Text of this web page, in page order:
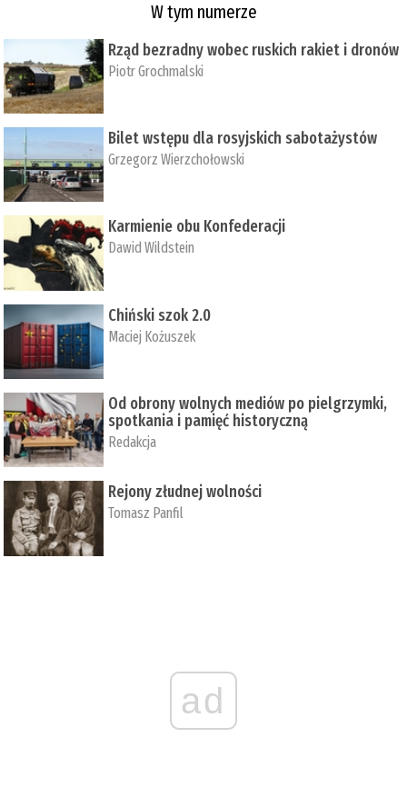
W tym numerze
Rząd bezradny wobec ruskich rakiet i dronów
Piotr Grochmalski
Bilet wstępu dla rosyjskich sabotażystów
Grzegorz Wierzchołowski
Karmienie obu Konfederacji
Dawid Wildstein
Chiński szok 2.0
Maciej Kożuszek
Od obrony wolnych mediów po pielgrzymki,
spotkania i pamięć historyczną
Redakcja
Rejony złudnej wolności
Tomasz Panfil
ad